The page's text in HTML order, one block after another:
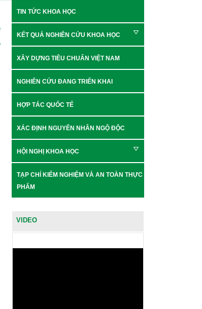
TIN TỨC KHOA HỌC
KẾT QUẢ NGHIÊN CỨU KHOA HỌC
XÂY DỰNG TIÊU CHUẨN VIỆT NAM
NGHIÊN CỨU ĐANG TRIỂN KHAI
HỢP TÁC QUỐC TẾ
XÁC ĐỊNH NGUYÊN NHÂN NGỘ ĐỘC
HỘI NGHỊ KHOA HỌC
TẠP CHÍ KIỂM NGHIỆM VÀ AN TOÀN THỰC
PHẨM
VIDEO